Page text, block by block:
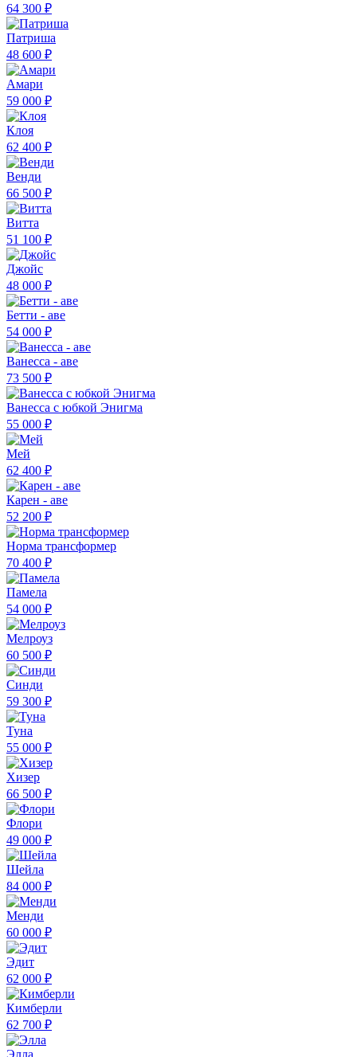
64 300 ₽
Патриша
48 600 ₽
Амари
59 000 ₽
Клоя
62 400 ₽
Венди
66 500 ₽
Витта
51 100 ₽
Джойс
48 000 ₽
Бетти - аве
54 000 ₽
Ванесса - аве
73 500 ₽
Ванесса с юбкой Энигма
55 000 ₽
Мей
62 400 ₽
Карен - аве
52 200 ₽
Норма трансформер
70 400 ₽
Памела
54 000 ₽
Мелроуз
60 500 ₽
Синди
59 300 ₽
Туна
55 000 ₽
Хизер
66 500 ₽
Флори
49 000 ₽
Шейла
84 000 ₽
Менди
60 000 ₽
Эдит
62 000 ₽
Кимберли
62 700 ₽
Элла